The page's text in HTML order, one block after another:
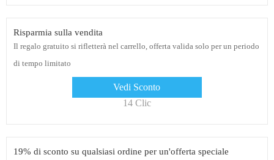
Risparmia sulla vendita
Il regalo gratuito si rifletterà nel carrello, offerta valida solo per un periodo
di tempo limitato
Vedi Sconto
14 Clic
19% di sconto su qualsiasi ordine per un'offerta speciale